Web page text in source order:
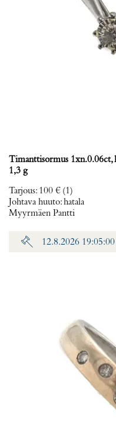
Timanttisormus 1xn.0.06ct,
1,3 g
Tarjous: 100 € (1)
Johtava huuto:hatala
Myyrmäen Pantti
12.8.2026 19:05:00